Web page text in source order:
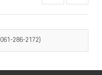
061-286-2172)